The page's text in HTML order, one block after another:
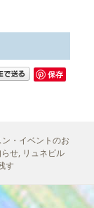
保存
ン・イベントのお
せ, リュネビル
繍の体験会・新宿オ
す